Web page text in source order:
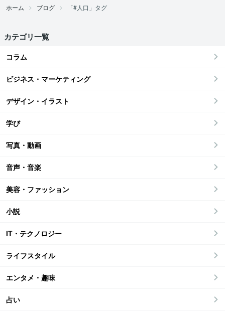
ホーム ブログ 「#人口」タグ
カテゴリ一覧
コラム
ビジネス・マーケティング
デザイン・イラスト
学び
写真・動画
音声・音楽
美容・ファッション
小説
IT・テクノロジー
ライフスタイル
エンタメ・趣味
占い